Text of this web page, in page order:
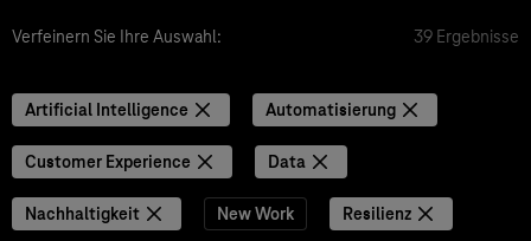
Verfeinern Sie Ihre Auswahl: 39 Ergebnisse
Artificial Intelligence Automatisierung
Customer Experience Data
Nachhaltigkeit New Work Resilienz